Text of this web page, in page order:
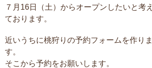
７月16日（土）からオープンしたいと考え
ております。
近いうちに桃狩りの予約フォームを作りま
す。
そこから予約をお願いします。